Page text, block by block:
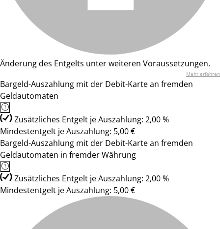
Änderung des Entgelts unter weiteren Voraussetzungen.
Mehr erfahren
Bargeld-Auszahlung mit der Debit-Karte an fremden
Geldautomaten
Zusätzliches Entgelt je Auszahlung: 2,00 %
Mindestentgelt je Auszahlung: 5,00 €
Bargeld-Auszahlung mit der Debit-Karte an fremden
Geldautomaten in fremder Währung
Zusätzliches Entgelt je Auszahlung: 2,00 %
Mindestentgelt je Auszahlung: 5,00 €